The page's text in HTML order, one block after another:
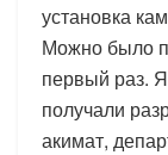
установка
Можно было
первый раз.
получали
акимат,